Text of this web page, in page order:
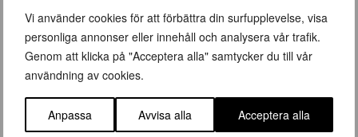
Vi använder cookies för att förbättra din surfupplevelse, visa
personliga annonser eller innehåll och analysera vår trafik.
Genom att klicka på "Acceptera alla" samtycker du till vår
användning av cookies.
Anpassa Avvisa alla Acceptera alla
ÖPPETTIDER
Vår (23 mars – 28 juni)
Vardagar 09:00 – 19:00
Lördag 10:00 – 16:00
Söndag/helgdag 10:00 – 16:00